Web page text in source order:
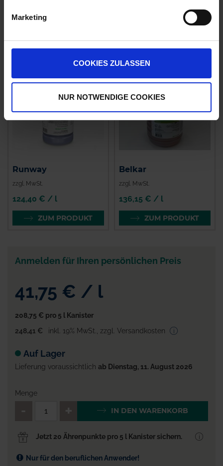
Marketing
COOKIES ZULASSEN
NUR NOTWENDIGE COOKIES
106,34 € / l
Runway
zzgl. MwSt.
124,40 € / l
ZUM PRODUKT
Belkar
zzgl. MwSt.
136,15 € / l
ZUM PRODUKT
Anmelden für Ihren persönlichen Preis
41,75 € / l
208,75 € pro 5 l Kanister
248,41 €
inkl. 19% MwSt. zzgl. Versandkosten
Auf Lager
Lieferung voraussichtlich ab Dienstag, 11. August 2026
Menge
QTY_CONTROL_DECREASE
IN DEN WARENKORB
Jetzt 20 Ährenpunkte pro 5 l Kanister sichern.
Nur für den beruflichen Anwender!